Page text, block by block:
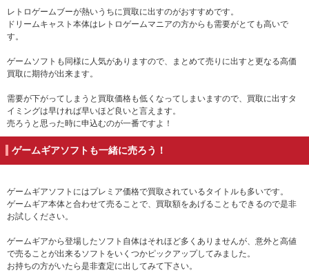
レトロゲームブーが熱いうちに買取に出すのがおすすめです。
ドリームキャスト本体はレトロゲームマニアの方からも需要がとても高いで
す。
ゲームソフトも同様に人気がありますので、まとめて売りに出すと更なる高価
買取に期待が出来ます。
需要が下がってしまうと買取価格も低くなってしまいますので、買取に出すタ
イミングは早ければ早いほど良いと言えます。
売ろうと思った時に申込むのが一番ですよ！
ゲームギアソフトも一緒に売ろう！
ゲームギアソフトにはプレミア価格で買取されているタイトルも多いです。
ゲームギア本体と合わせて売ることで、買取額をあげることもできるので是非
お試しください。
ゲームギアから登場したソフト自体はそれほど多くありませんが、意外と高値
で売ることが出来るソフトをいくつかピックアップしてみました。
お持ちの方がいたら是非査定に出してみて下さい。